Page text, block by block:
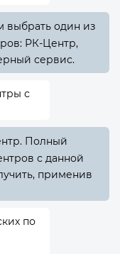
выбрать один из
РК-Центр,
сервис.
с
Полный
с данной
применив
по